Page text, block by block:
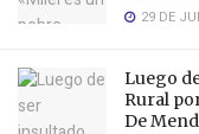
29 DE
Luego
Rural
De